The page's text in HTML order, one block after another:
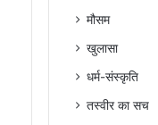
मौसम
खुलासा
धर्म-संस्कृति
तस्वीर का सच